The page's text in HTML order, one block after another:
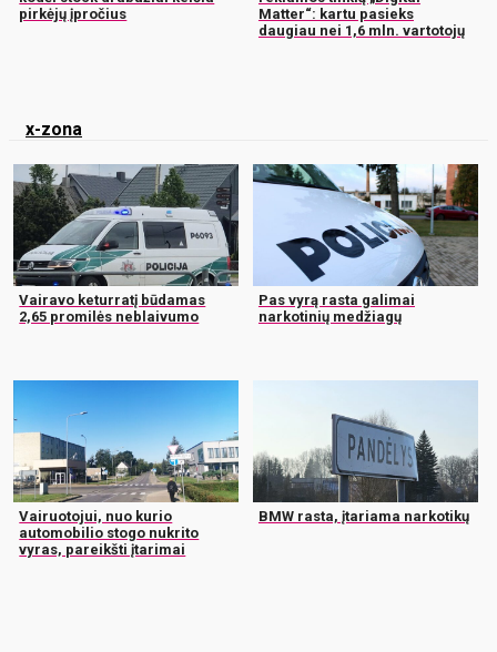
pirkėjų įpročius
Matter“: kartu pasieks
daugiau nei 1,6 mln. vartotojų
x-zona
Vairavo keturratį būdamas
2,65 promilės neblaivumo
Pas vyrą rasta galimai
narkotinių medžiagų
Vairuotojui, nuo kurio
automobilio stogo nukrito
vyras, pareikšti įtarimai
BMW rasta, įtariama narkotikų